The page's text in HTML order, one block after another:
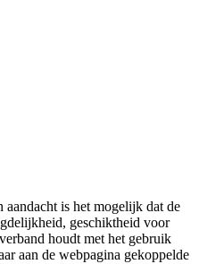
aandacht is het mogelijk dat de
geschiktheid voor
houdt met het gebruik
aan de webpagina gekoppelde